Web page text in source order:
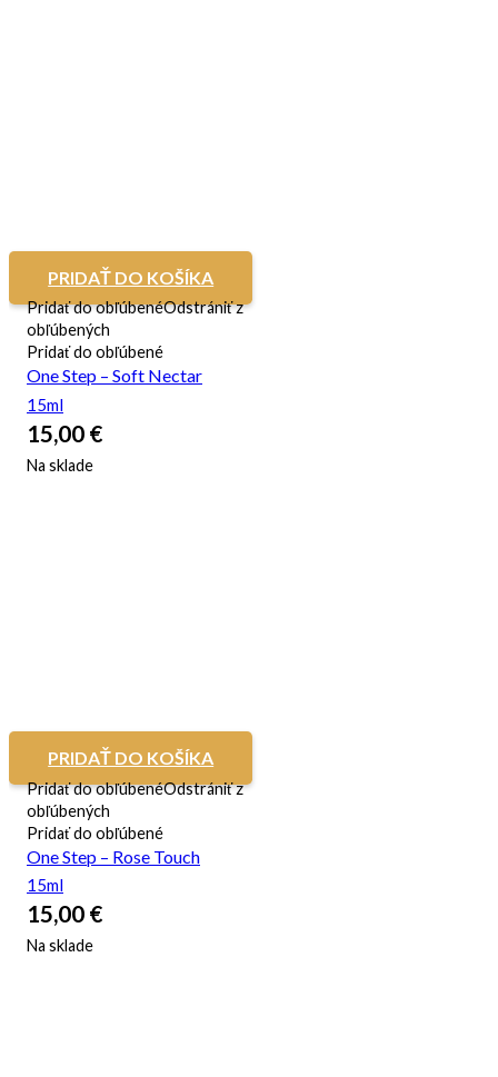
PRIDAŤ DO KOŠÍKA
Pridať do obľúbenéOdstrániť z
obľúbených
Pridať do obľúbené
One Step – Soft Nectar
15ml
15,00 €
Na sklade
PRIDAŤ DO KOŠÍKA
Pridať do obľúbenéOdstrániť z
obľúbených
Pridať do obľúbené
One Step – Rose Touch
15ml
15,00 €
Na sklade